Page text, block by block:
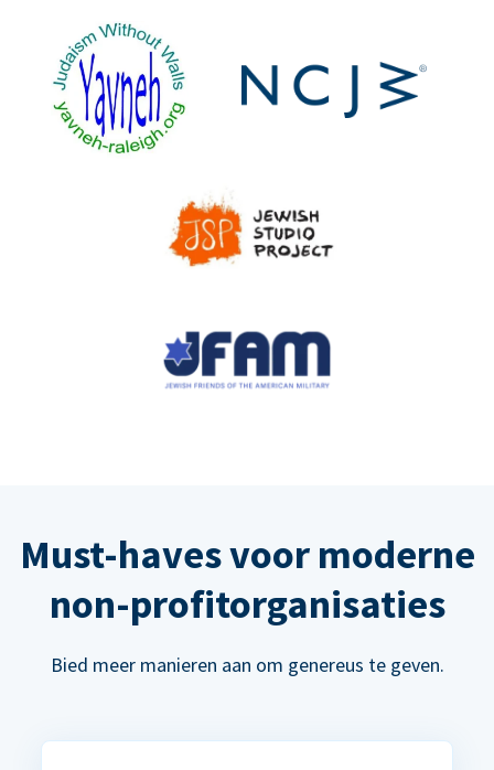
Must-haves voor moderne
non-profitorganisaties
Bied meer manieren aan om genereus te geven.